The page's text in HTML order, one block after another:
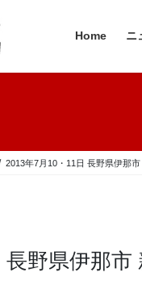
Home ニ
2013年7月10・11日 長野県伊那
長野県伊那